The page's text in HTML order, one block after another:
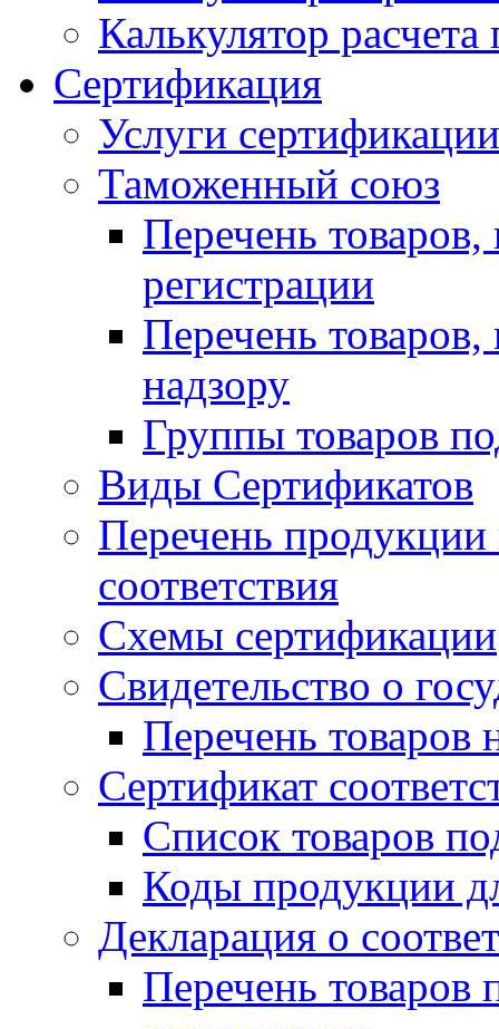
Калькулятор
Сертификация
Услуги сертификации
Таможенный союз
Перечень
регистрации
Перечень
надзору
Группы товаров
Виды Сертификатов
Перечень
соответствия
Схемы сертификации
Свидетельство о
Перечень
Сертификат
Список товаров
Коды продукции
Декларация о
Перечень